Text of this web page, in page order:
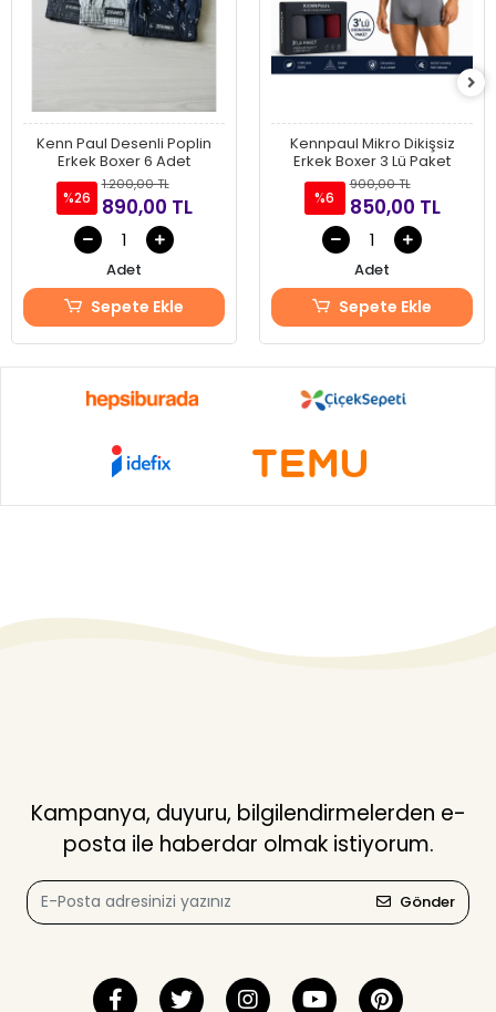
Kenn Paul Desenli Poplin
Erkek Boxer 6 Adet
%26
1.200,00 TL
890,00 TL
Adet
Sepete Ekle
Kennpaul Mikro Dikişsiz
Erkek Boxer 3 Lü Paket
%6
900,00 TL
850,00 TL
Adet
Sepete Ekle
Kampanya, duyuru, bilgilendirmelerden e-
posta ile haberdar olmak istiyorum.
Gönder